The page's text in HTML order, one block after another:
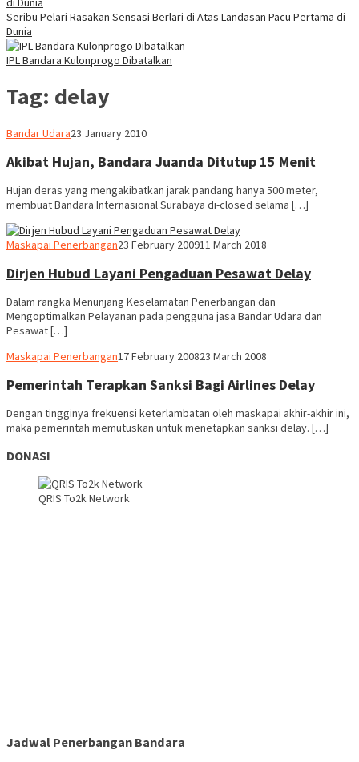
Seribu Pelari Rasakan Sensasi Berlari di Atas Landasan Pacu Pertama di
Dunia
IPL Bandara Kulonprogo Dibatalkan
Tag: delay
Bandar UdaraWebmaster
23 January 2010
Akibat Hujan, Bandara Juanda Ditutup 15 Menit
Hujan deras yang mengakibatkan jarak pandang hanya 500 meter,
membuat Bandara Internasional Surabaya di-closed selama […]
Maskapai PenerbanganWebmaster
23 February 200911 March 2018
Dirjen Hubud Layani Pengaduan Pesawat Delay
Dalam rangka Menunjang Keselamatan Penerbangan dan
Mengoptimalkan Pelayanan pada pengguna jasa Bandar Udara dan
Pesawat […]
Maskapai PenerbanganWebmaster
17 February 200823 March 2008
Pemerintah Terapkan Sanksi Bagi Airlines Delay
Dengan tingginya frekuensi keterlambatan oleh maskapai akhir-akhir ini,
maka pemerintah memutuskan untuk menetapkan sanksi delay. […]
DONASI
QRIS To2k Network
Jadwal Penerbangan Bandara